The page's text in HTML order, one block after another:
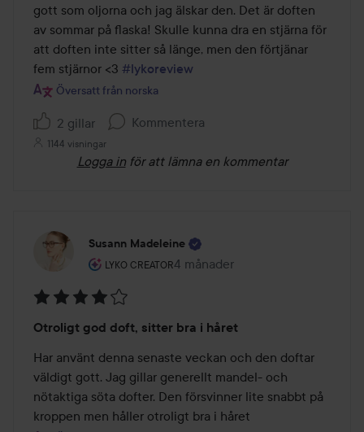
gott som oljorna och jag älskar den. Det är doften
av sommar på flaska! Skulle kunna dra en stjärna för
att doften inte sitter så länge, men den förtjänar
fem stjärnor <3 #lykoreview
Översatt från norska
2 gillar Kommentera
1144 visningar
Logga in för att lämna en kommentar
Susann Madeleine
LYKO CREATOR
Användarens roll: Lyko Creator.
4 månader
Inlägget skapades 4 månader
4
av
5
Otroligt god doft, sitter bra i håret
Har använt denna senaste veckan och den doftar
väldigt gott. Jag gillar generellt mandel- och
nötaktiga söta dofter. Den försvinner lite snabbt på
kroppen men håller otroligt bra i håret